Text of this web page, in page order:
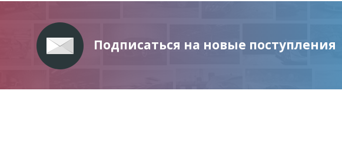
Подписаться на новые поступления